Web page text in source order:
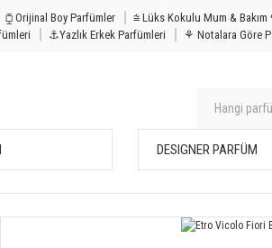
⧮ Orijinal Boy Parfümler ⩭
⚓Yazlık Erkek Parfümleri ⚘ Notalara Göre
DESIGNER PARFÜM